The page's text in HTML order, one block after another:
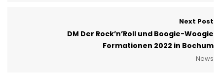
Next Post
DM Der Rock’n’Roll und Boogie-Woogie
Formationen 2022 in Bochum
News